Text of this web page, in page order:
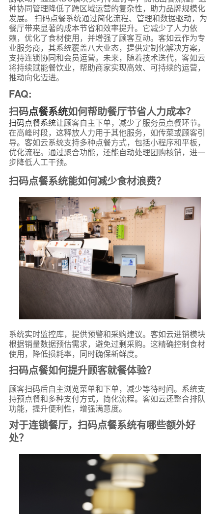
种协同管理降低了跨区域运营的复杂性，助力品牌规模化
发展。 扫码点餐系统通过简化流程、管理和数据驱动，为
餐厅带来显著的成本节省和效率提升。它减少了人力依
赖，优化了食材使用，并增强了顾客互动。客如云作为专
业服务商，其系统覆盖八大业态，提供定制化解决方案，
支持连锁协同和会员运营。未来，随着技术迭代，客如云
将持续赋能餐饮业，帮助商家实现高效、可持续的运营，
推动向化迈进。
FAQ:
扫码点餐系统如何帮助餐厅节省人力成本？
扫码点餐系统让顾客自主下单，减少了服务员点餐环节。
在高峰时段，这释放人力用于其他服务，如传菜或顾客引
导。客如云系统支持多种点餐方式，包括小程序和平板，
优化流程。通过聚合功能，还能自动处理团购核销，进一
步降低人工干预。
扫码点餐系统能如何减少食材浪费？
系统实时监控库，提供预警和采购建议。客如云进销模块
根据销量数据预估需求，避免过剩采购。这精确控制食材
使用，降低损耗率，同时确保新鲜度。
扫码点餐如何提升顾客就餐体验？
顾客扫码后自主浏览菜单和下单，减少等待时间。系统支
持预点餐和多种支付方式，简化流程。客如云还整合排队
功能，提升便利性，增强满意度。
对于连锁餐厅，扫码点餐系统有哪些额外好
处？